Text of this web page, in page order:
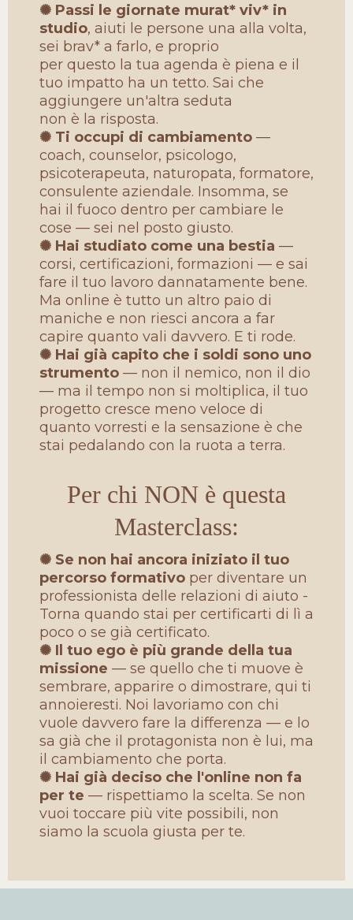
✺ Passi le giornate murat* viv* in
studio, aiuti le persone una alla volta,
sei brav* a farlo, e proprio
per questo la tua agenda è piena e il
tuo impatto ha un tetto. Sai che
aggiungere un'altra seduta
non è la risposta.
✺ Ti occupi di cambiamento —
coach, counselor, psicologo,
psicoterapeuta, naturopata, formatore,
consulente aziendale. Insomma, se
hai il fuoco dentro per cambiare le
cose — sei nel posto giusto.
✺ Hai studiato come una bestia —
corsi, certificazioni, formazioni — e sai
fare il tuo lavoro dannatamente bene.
Ma online è tutto un altro paio di
maniche e non riesci ancora a far
capire quanto vali davvero. E ti rode.
✺ Hai già capito che i soldi sono uno
strumento — non il nemico, non il dio
— ma il tempo non si moltiplica, il tuo
progetto cresce meno veloce di
quanto vorresti e la sensazione è che
stai pedalando con la ruota a terra.
Per chi NON è questa
Masterclass:
✺ Se non hai ancora iniziato il tuo
percorso formativo per diventare un
professionista delle relazioni di aiuto -
Torna quando stai per certificarti di lì a
poco o se già certificato.
✺ Il tuo ego è più grande della tua
missione — se quello che ti muove è
sembrare, apparire o dimostrare, qui ti
annoieresti. Noi lavoriamo con chi
vuole davvero fare la differenza — e lo
sa già che il protagonista non è lui, ma
il cambiamento che porta.
✺ Hai già deciso che l'online non fa
per te — rispettiamo la scelta. Se non
vuoi toccare più vite possibili, non
siamo la scuola giusta per te.